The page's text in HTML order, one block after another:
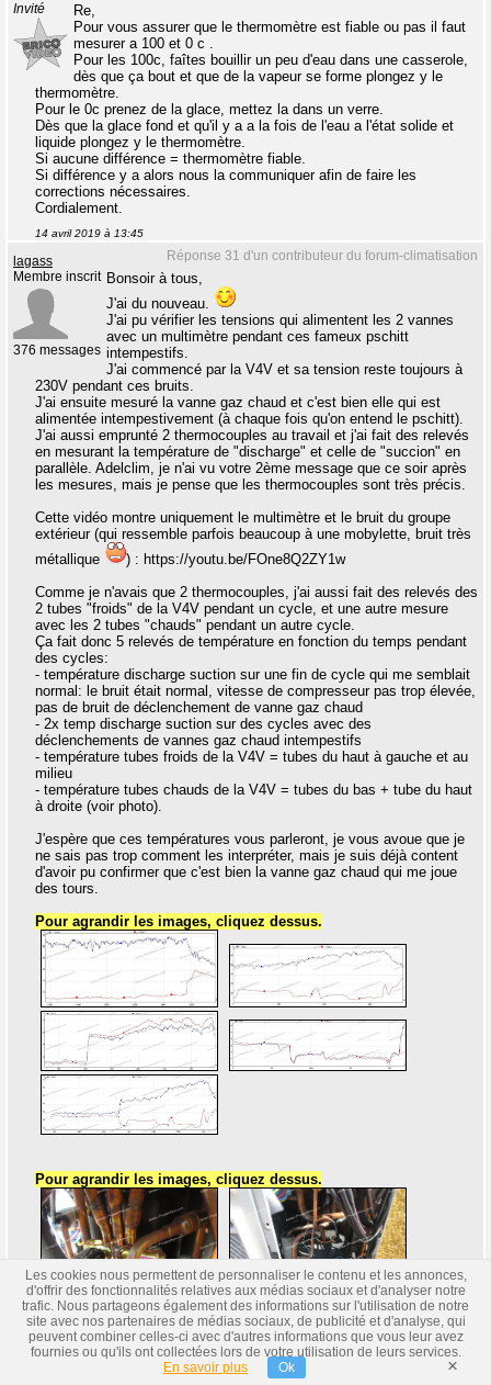
Invité
Re,
Pour vous assurer que le thermomètre est fiable ou pas il faut
mesurer a 100 et 0 c .
Pour les 100c, faîtes bouillir un peu d'eau dans une casserole,
dès que ça bout et que de la vapeur se forme plongez y le
thermomètre.
Pour le 0c prenez de la glace, mettez la dans un verre.
Dès que la glace fond et qu'il y a a la fois de l'eau a l'état solide et
liquide plongez y le thermomètre.
Si aucune différence = thermomètre fiable.
Si différence y a alors nous la communiquer afin de faire les
corrections nécessaires.
Cordialement.
14 avril 2019 à 13:45
Réponse 31 d'un contributeur du forum-climatisation
lagass
Membre inscrit
376 messages
Bonsoir à tous,
J'ai du nouveau.
J'ai pu vérifier les tensions qui alimentent les 2 vannes
avec un multimètre pendant ces fameux pschitt
intempestifs.
J'ai commencé par la V4V et sa tension reste toujours à
230V pendant ces bruits.
J'ai ensuite mesuré la vanne gaz chaud et c'est bien elle qui est
alimentée intempestivement (à chaque fois qu'on entend le pschitt).
J'ai aussi emprunté 2 thermocouples au travail et j'ai fait des relevés
en mesurant la température de "discharge" et celle de "succion" en
parallèle. Adelclim, je n'ai vu votre 2ème message que ce soir après
les mesures, mais je pense que les thermocouples sont très précis.
Cette vidéo montre uniquement le multimètre et le bruit du groupe
extérieur (qui ressemble parfois beaucoup à une mobylette, bruit très
métallique
) : https://youtu.be/FOne8Q2ZY1w
Comme je n'avais que 2 thermocouples, j'ai aussi fait des relevés des
2 tubes "froids" de la V4V pendant un cycle, et une autre mesure
avec les 2 tubes "chauds" pendant un autre cycle.
Ça fait donc 5 relevés de température en fonction du temps pendant
des cycles:
- température discharge suction sur une fin de cycle qui me semblait
normal: le bruit était normal, vitesse de compresseur pas trop élevée,
pas de bruit de déclenchement de vanne gaz chaud
- 2x temp discharge suction sur des cycles avec des
déclenchements de vannes gaz chaud intempestifs
- température tubes froids de la V4V = tubes du haut à gauche et au
milieu
- température tubes chauds de la V4V = tubes du bas + tube du haut
à droite (voir photo).
J'espère que ces températures vous parleront, je vous avoue que je
ne sais pas trop comment les interpréter, mais je suis déjà content
d'avoir pu confirmer que c'est bien la vanne gaz chaud qui me joue
des tours.
Pour agrandir les images, cliquez dessus.
Pour agrandir les images, cliquez dessus.
Les cookies nous permettent de personnaliser le contenu et les annonces,
d'offrir des fonctionnalités relatives aux médias sociaux et d'analyser notre
trafic. Nous partageons également des informations sur l'utilisation de notre
site avec nos partenaires de médias sociaux, de publicité et d'analyse, qui
peuvent combiner celles-ci avec d'autres informations que vous leur avez
fournies ou qu'ils ont collectées lors de votre utilisation de leurs services.
En savoir plus
Ok ×